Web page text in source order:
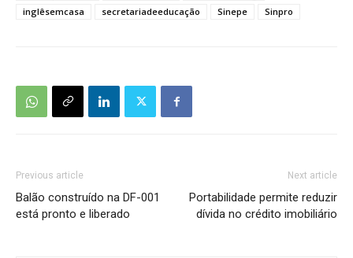
inglêsemcasa
secretariadeeducação Sinepe Sinpro
Previous article
Balão construído na DF-001
está pronto e liberado
Next article
Portabilidade permite reduzir
dívida no crédito imobiliário